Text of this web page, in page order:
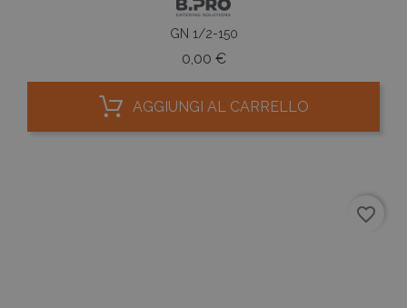
GN 1/2-150
0,00 €Prezzo
AGGIUNGI AL CARRELLO
favorite_border